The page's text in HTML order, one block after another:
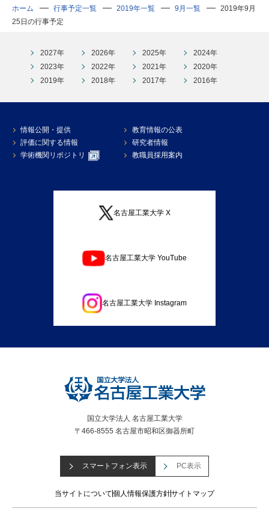
ホーム 行事予定一覧 2019年一覧 9月一覧
2019年9月
25日の行事予定
2027年 2026年 2025年
2024年
2023年
2022年 2021年
2020年
2019年
2018年 2017年 2016年
情報公開・提供
教育情報の公表
評価に関する情報
研究者情報
学術機関リポジトリ
教職員採用案内
名古屋工業大学 X
名古屋工業大学 YouTube
名古屋工業大学 Instagram
国立大学法人 名古屋工業大学
〒466-8555 名古屋市昭和区御器所町
スマートフォン表示 PC表示
当サイトについて個人情報保護方針サイトマップ